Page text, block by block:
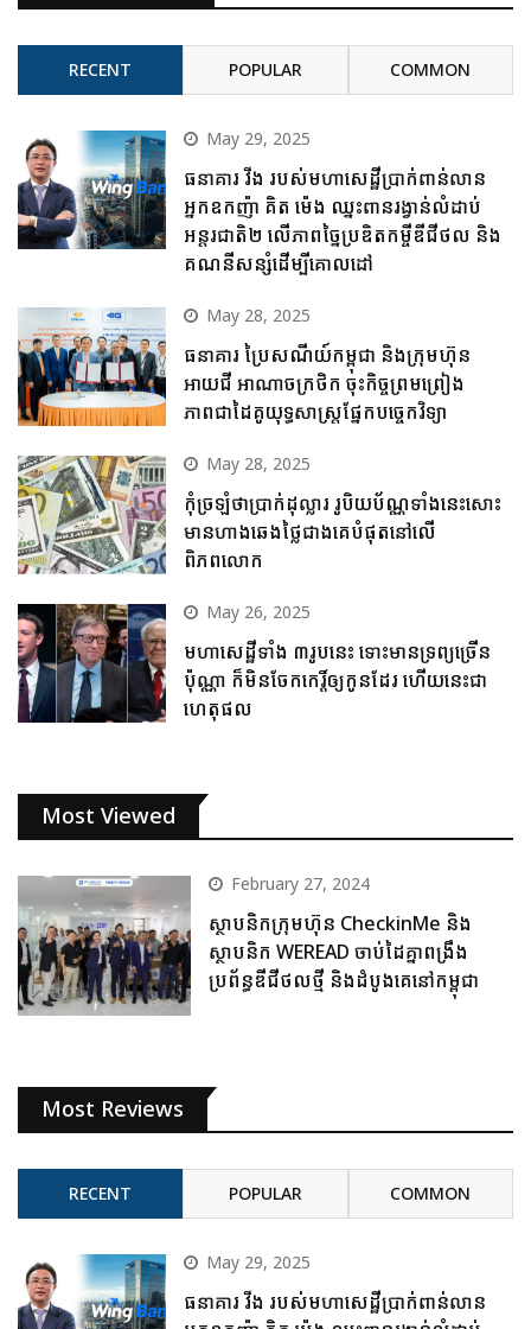
RECENT POPULAR COMMON
May 29, 2025
ធនាគារ វីង របស់មហាសេដ្ឋីប្រាក់ពាន់លាន
អ្នកឧកញ៉ា គិត ម៉េង ឈ្នះពានរង្វាន់លំដាប់
អន្តរជាតិ២ លើភាពច្នៃប្រឌិតកម្ចីឌីជីថល និង
គណនីសន្សំដើម្បីគោលដៅ
May 28, 2025
ធនាគារ ប្រៃសណីយ៍កម្ពុជា និងក្រុមហ៊ុន
អាយជី អាណាចក្រថិក ចុះកិច្ចព្រមព្រៀង
ភាពជាដៃគូយុទ្ធសាស្ត្រផ្នែកបច្ចេកវិទ្យា
May 28, 2025
កុំច្រឡំថាប្រាក់ដុល្លារ រូបិយប័ណ្ណទាំងនេះសោះ
មានហាងឆេងថ្លៃជាងគេបំផុតនៅលើ
ពិភពលោក
May 26, 2025
មហាសេដ្ឋីទាំង ៣រូបនេះ ទោះមានទ្រព្យច្រើន
ប៉ុណ្ណា ក៏មិនចែកកេរ្តិ៍ឲ្យកូនដែរ ហើយនេះជា
ហេតុផល
Most Viewed
February 27, 2024
ស្ថាបនិកក្រុមហ៊ុន CheckinMe និង
ស្ថាបនិក WEREAD ចាប់ដៃគ្នាពង្រឹង
ប្រព័ន្ធឌីជីថលថ្មី និងដំបូងគេនៅកម្ពុជា
Most Reviews
RECENT POPULAR COMMON
May 29, 2025
ធនាគារ វីង របស់មហាសេដ្ឋីប្រាក់ពាន់លាន